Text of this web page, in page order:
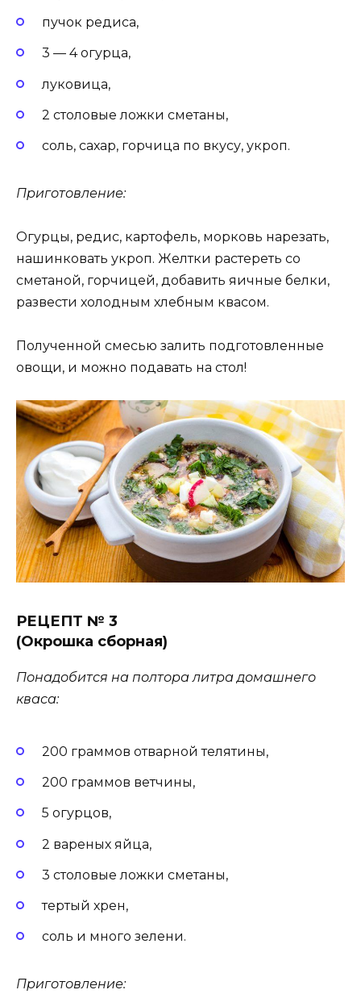
пучок редиса,
3 — 4 огурца,
луковица,
2 столовые ложки сметаны,
соль, сахар, горчица по вкусу, укроп.
Приготовление:
Огурцы, редис, картофель, морковь нарезать,
нашинковать укроп. Желтки растереть со
сметаной, горчицей, добавить яичные белки,
развести холодным хлебным квасом.
Полученной смесью залить подготовленные
овощи, и можно подавать на стол!
РЕЦЕПТ № 3
(Окрошка сборная)
Понадобится на полтора литра домашнего
кваса:
200 граммов отварной телятины,
200 граммов ветчины,
5 огурцов,
2 вареных яйца,
3 столовые ложки сметаны,
тертый хрен,
соль и много зелени.
Приготовление: